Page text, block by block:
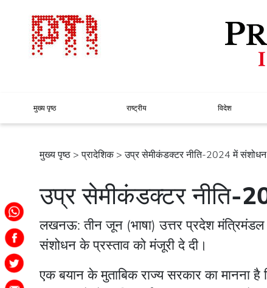
मुख्य पृष्ठ राष्ट्रीय विदेश
मुख्य पृष्ठ >प्रादेशिक> उप्र सेमीकंडक्टर नीति-2024 में
उप्र सेमीकंडक्टर नीति-
लखनऊ: तीन जून (भाषा) उत्तर प्रदेश
संशोधन के प्रस्ताव को मंजूरी दे दी।
एक बयान के मुताबिक राज्य सरकार का मानना